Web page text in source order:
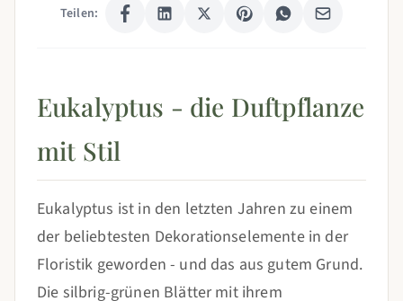
Teilen:
Eukalyptus - die Duftpflanze
mit Stil
Eukalyptus ist in den letzten Jahren zu einem
der beliebtesten Dekorationselemente in der
Floristik geworden - und das aus gutem Grund.
Die silbrig-grünen Blätter mit ihrem